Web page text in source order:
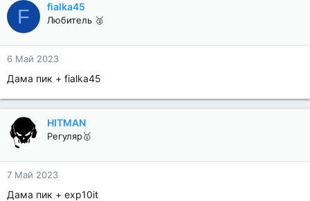
F fialka45
Любитель 🥈
6 Май 2023
Дама пик + fialka45
HITMAN
Регуляр🥇
7 Май 2023
Дама пик + exp10it